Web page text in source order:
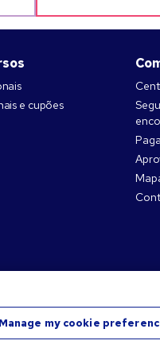
e cupões
dos respetivos proprietários.
Manage my cookie